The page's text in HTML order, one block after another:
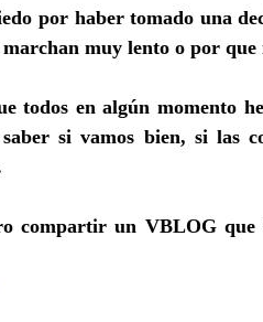
por haber tomado una
muy lento o por que
todos en algún momento
si vamos bien, si las
compartir un VBLOG